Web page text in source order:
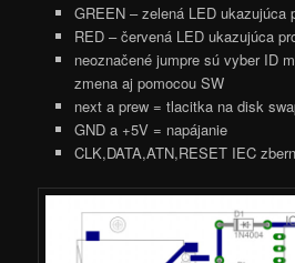
GREEN – zelená LED ukazujúca
RED – červená LED ukazujúca
neoznačené jumpre sú vyber ID
zmena aj pomocou SW
next a prew = tlacitka na disk
GND a +5V = napájanie
CLK,DATA,ATN,RESET IEC